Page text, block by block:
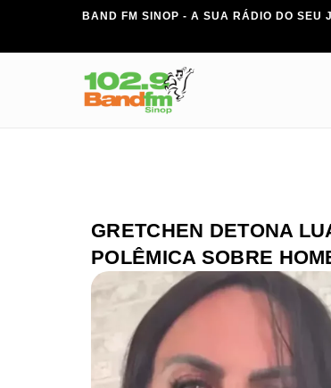
BAND FM SINOP - A SUA RÁDIO DO SEU
GRETCHEN DETONA
POLÊMICA SOBRE